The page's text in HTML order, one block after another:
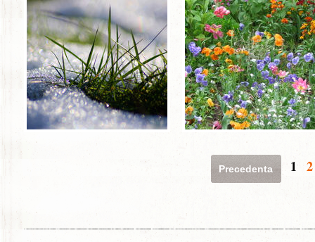
Precedenta 1 2